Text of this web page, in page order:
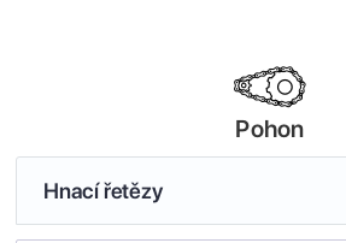
Pohon
Hnací řetězy